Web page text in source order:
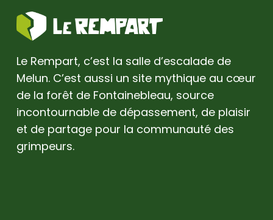
Le Rempart, c’est la salle d’escalade de
Melun. C’est aussi un site mythique au cœur
de la forêt de Fontainebleau, source
incontournable de dépassement, de plaisir
et de partage pour la communauté des
grimpeurs.